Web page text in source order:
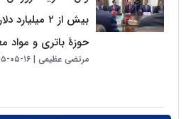
بیش از ۲ میلیارد دلار
حوزهٔ باتری و مواد معدنی
مرتضی عظیمی ۱۶-۰۵-۱۴۰۵